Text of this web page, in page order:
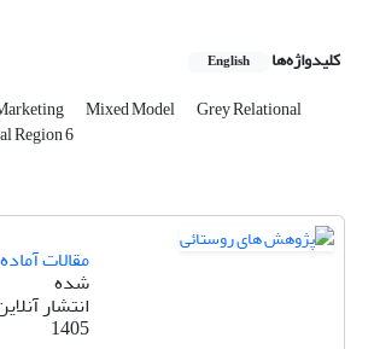
کلیدواژه‌ها English
Mixed Model Grey Relational
Region 6
مقالات
شده
1405